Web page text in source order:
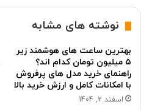
نوشته های مشابه
بهترین ساعت های هوشمند زیر
۵ میلیون تومان کدام اند؟
راهنمای خرید مدل های پرفروش
با امکانات کامل و ارزش خرید بالا
اسفند 2, 1404